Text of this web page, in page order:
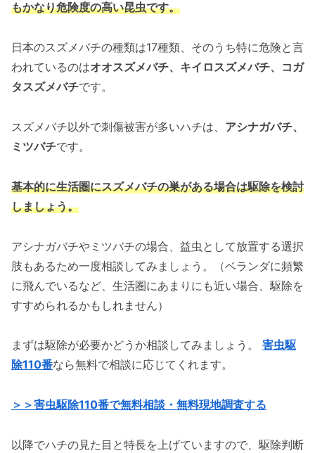
もかなり危険度の高い昆虫です。
日本のスズメバチの種類は17種類、そのうち特に危険と言
われているのはオオスズメバチ、キイロスズメバチ、コガ
タスズメバチです。
スズメバチ以外で刺傷被害が多いハチは、 アシナガバチ、
ミツバチです。
基本的に生活圏にスズメバチの巣がある場合は駆除を検討
しましょう。
アシナガバチやミツバチの場合、益虫として放置する選択
肢もあるため一度相談してみましょう。（ベランダに頻繁
に飛んでいるなど、生活圏にあまりにも近い場合、駆除を
すすめられるかもしれません）
まずは駆除が必要かどうか相談してみましょう。 害虫駆
除110番なら無料で相談に応じてくれます。
＞＞害虫駆除110番で無料相談・無料現地調査する
以降でハチの見た目と特長を上げていますので、駆除判断